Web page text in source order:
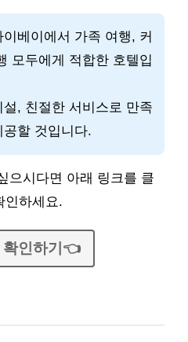
베이에서 가족 여행, 커
모두에게 적합한 호텔입
, 친절한 서비스로 만족
할 것입니다.
으시다면 아래 링크를 클
인하세요.
확인하기👈